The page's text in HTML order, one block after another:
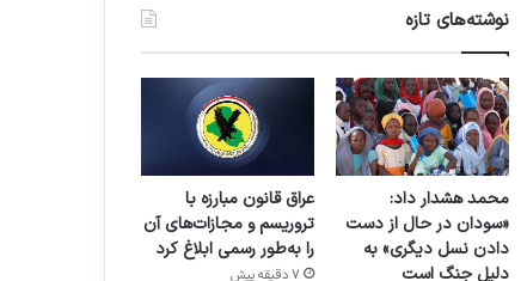
نوشته‌های تازه
محمد هشدار داد:
«سودان در حال از دست
دادن نسل دیگری» به
دلیل جنگ است
عراق قانون مبارزه با
تروریسم و مجازات‌های آن
را به‌طور رسمی ابلاغ کرد
7 دقیقه پیش